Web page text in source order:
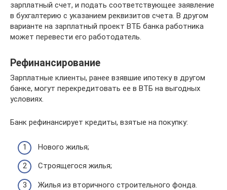
зарплатный счет, и подать соответствующее заявление
в бухгалтерию с указанием реквизитов счета. В другом
варианте на зарплатный проект ВТБ банка работника
может перевести его работодатель.
Рефинансирование
Зарплатные клиенты, ранее взявшие ипотеку в другом
банке, могут перекредитовать ее в ВТБ на выгодных
условиях.
Банк рефинансирует кредиты, взятые на покупку:
Нового жилья;
Строящегося жилья;
Жилья из вторичного строительного фонда.